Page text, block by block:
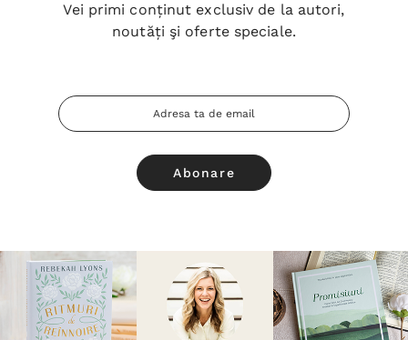
Vei primi conținut exclusiv de la autori,
noutăți şi oferte speciale.
Adresa
Email